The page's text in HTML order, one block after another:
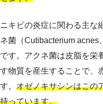
ニキビの炎症に関わる主な
ネ菌（Cutibacterium acnes
です。アクネ菌は皮脂を栄
す物質を産生することで、
す。 オゼノキサシンはこの
持っています。